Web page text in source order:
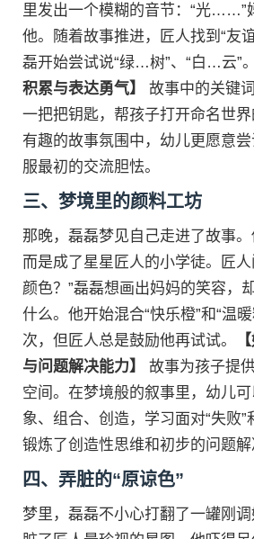
里发出一个模糊的音节：“光……”
他。随着故事推进，匠人找到“友
磊开始尝试说“绿…树”、“白…云”。
积累与表达勇气】
故事中的关键
一把把钥匙，帮孩子打开命名世界
有趣的故事氛围中，幼儿更愿意
服最初的交流胆怯。
三、梦境里的颜料工坊
那晚，磊磊梦见自己走进了故事。
而是成了星星匠人的小学徒。匠
颜色？”磊磊想画出妈妈的笑容，
什么。他开始混合“快乐橙”和“温
次，但匠人总是鼓励他再试试。
与问题解决能力】
故事为孩子提
空间。在梦境般的叙事里，幼儿
象、组合、创造，学习面对“失败”
锻炼了创造性思维和初步的问题解
四、弄脏的“原谅色”
梦里，磊磊不小心打翻了一罐刚调